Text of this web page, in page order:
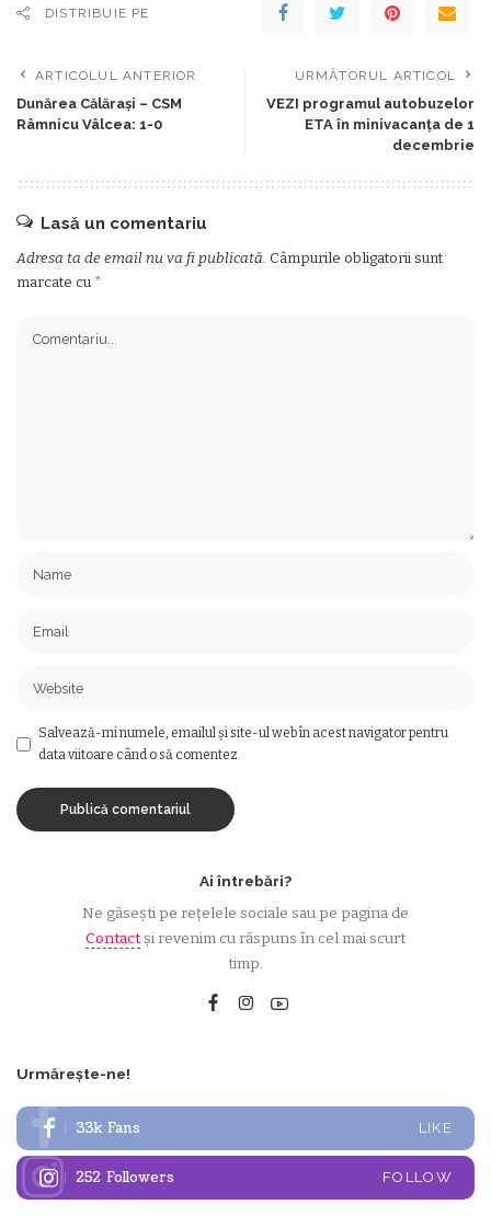
DISTRIBUIE PE
ARTICOLUL ANTERIOR
Dunărea Călăraşi – CSM
Râmnicu Vâlcea: 1-0
URMĂTORUL ARTICOL
VEZI programul autobuzelor
ETA în minivacanţa de 1
decembrie
Lasă un comentariu
Adresa ta de email nu va fi publicată. Câmpurile obligatorii sunt
marcate cu *
Salvează-mi numele, emailul și site-ul web în acest navigator pentru
data viitoare când o să comentez.
Ai întrebări?
Ne găsești pe rețelele sociale sau pe pagina de
Contactși revenim cu răspuns în cel mai scurt
timp.
Urmărește-ne!
33k Fans LIKE
252 Followers FOLLOW